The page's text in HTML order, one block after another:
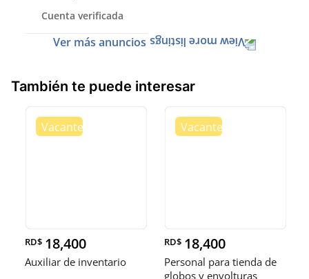
Cuenta verificada
Ver más anuncios
También te puede interesar
RD$ 18,400
Auxiliar de inventario
RD$ 18,400
Personal para tienda de
globos y envolturas